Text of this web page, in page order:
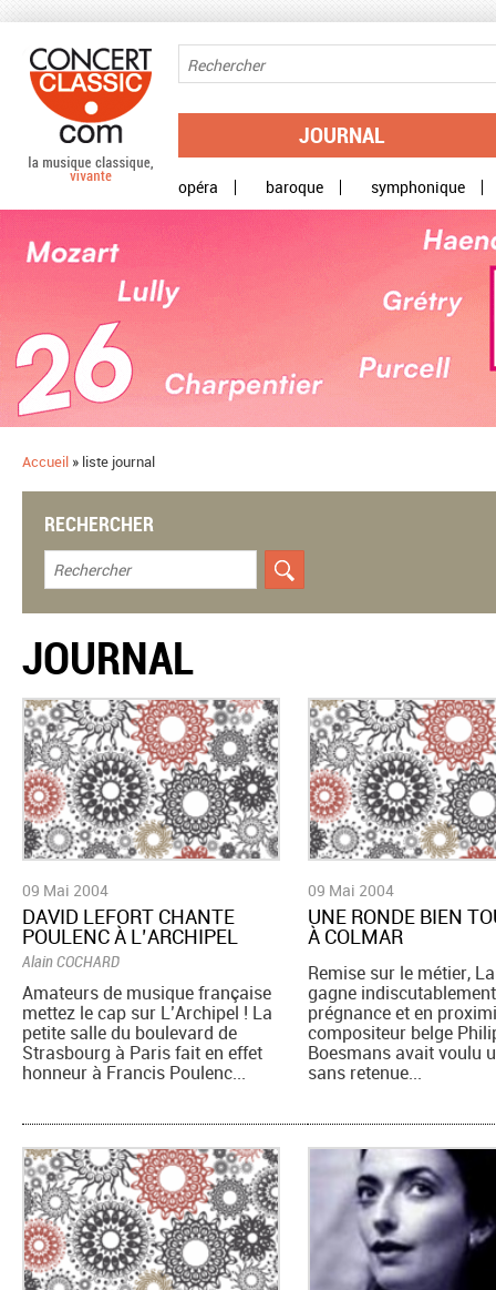
JOURNAL
opéra baroque symphonique
Accueil » liste journal
RECHERCHER
JOURNAL
09 Mai 2004
DAVID LEFORT CHANTE
POULENC À L’ARCHIPEL
Alain COCHARD
Amateurs de musique française
mettez le cap sur L’Archipel ! La
petite salle du boulevard de
Strasbourg à Paris fait en effet
honneur à Francis Poulenc...
09 Mai 2004
UNE RONDE BIEN
À COLMAR
Remise sur le métier,
gagne
prégnance et en
compositeur belge
Boesmans avait voulu
sans retenue...